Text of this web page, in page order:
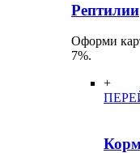
Рептилии
Оформи
7%.
+